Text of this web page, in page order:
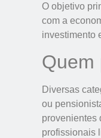
O objetivo
com a
investimento
Quem
Diversas
ou
provenientes
profissionais